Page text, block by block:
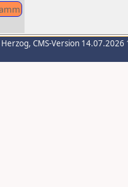
, CMS-Version 14.07.2026